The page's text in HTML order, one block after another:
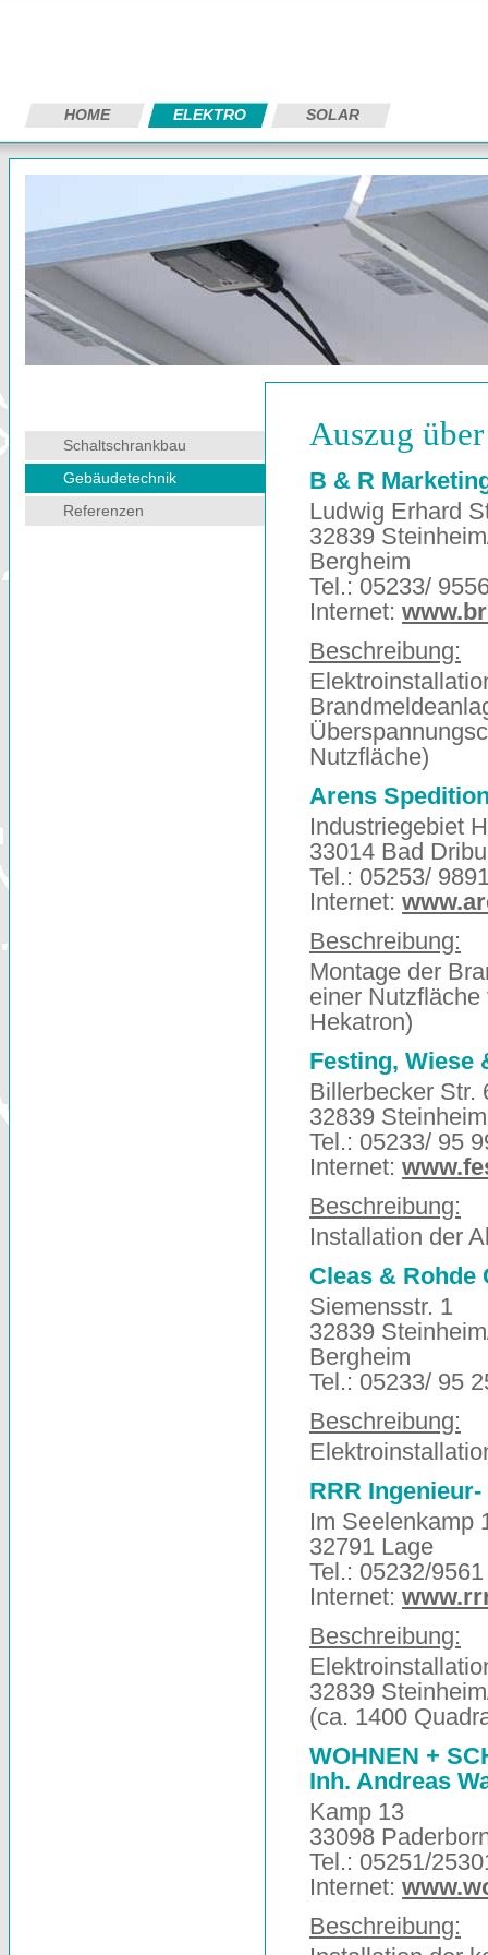
HOME ELEKTRO SOLAR
Schaltschrankbau
Gebäudetechnik
Referenzen
Auszug
B & R
Ludwig Erhard
32839
Bergheim
Tel.: 05233/
Internet:
Beschreibung:
Nutzfläche)
Arens
Industriegebiet
33014 Bad
Tel.: 05253/
Internet:
Beschreibung:
Montage der
einer
Hekatron)
Festing, Wiese
Billerbecker Str.
32839 Steinheim
Tel.: 05233/ 95
Internet:
Beschreibung:
Installation der
Cleas & Rohde
Siemensstr. 1
32839
Bergheim
Tel.: 05233/ 95
Beschreibung:
RRR
Im Seelenkamp
32791 Lage
Tel.: 05232/
Internet:
Beschreibung:
32839
(ca. 1400
WOHNEN +
Inh. Andreas
Kamp 13
33098
Tel.: 05251/
Internet:
Beschreibung: